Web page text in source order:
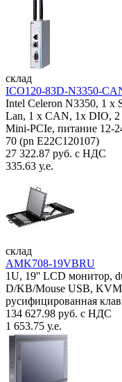
склад
ICO120-83D-N3350-
Intel Celeron N3350, 1
Lan, 1 х CAN, 1x DIO,
Mini-PCIe, питание 12-
70 (pn E22C120107)
27 322.87 руб. с НДС
335.63 у.е.
склад
AMK708-19VBRU
1U, 19'' LCD монитор,
D/KB/Mouse USB, KVM
русифицированная
134 627.98 руб. с НДС
1 653.75 у.е.